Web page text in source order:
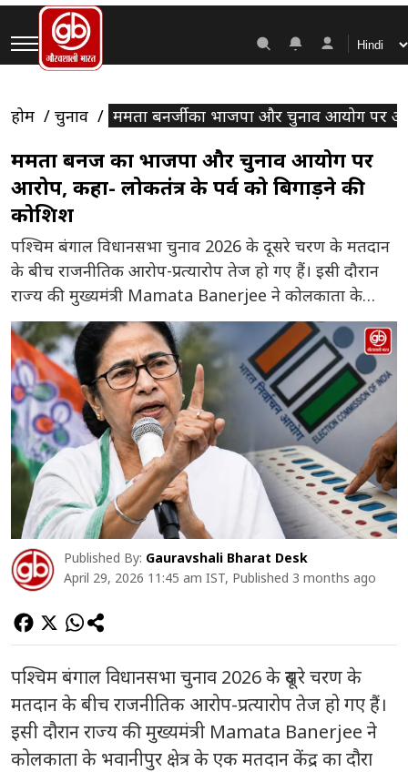
होम चुनाव ममता बनर्जी का भाजपा और चुनाव आयोग पर
ममता बनर्जी का भाजपा और चुनाव आयोग पर
आरोप, कहा- लोकतंत्र के पर्व को बिगाड़ने की
कोशिश
पश्चिम बंगाल विधानसभा चुनाव 2026 के दूसरे चरण के मतदान
के बीच राजनीतिक आरोप-प्रत्यारोप तेज हो गए हैं। इसी दौरान
राज्य की मुख्यमंत्री Mamata Banerjee ने कोलकाता के
भवानीपुर क्षेत्र के एक मतदान केंद्र का दौरा किया और चुनावी
प्रक्रिया को लेकर गंभीर सवाल उठाए। उन्होंने मीडिया से बातचीत
करते हुए आरोप लगाया कि लोकतांत्रिक […]
Published By: Gauravshali Bharat Desk
April 29, 2026 11:45 am IST, Published 3 months ago
पश्चिम बंगाल विधानसभा चुनाव 2026 के दूसरे चरण के
मतदान के बीच राजनीतिक आरोप-प्रत्यारोप तेज हो गए हैं।
इसी दौरान राज्य की मुख्यमंत्री Mamata Banerjee ने
कोलकाता के भवानीपुर क्षेत्र के एक मतदान केंद्र का दौरा